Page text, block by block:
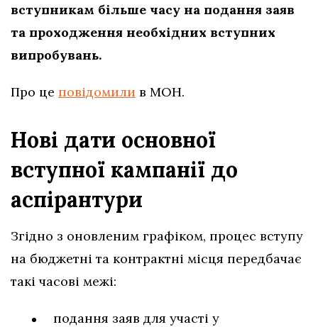
вступникам більше часу на подання заяв
та проходження необхідних вступних
випробувань.
Про це повідомили в МОН.
Нові дати основної
вступної кампанії до
аспірантури
Згідно з оновленим графіком, процес вступу
на бюджетні та контрактні місця передбачає
такі часові межі:
подання заяв для участі у